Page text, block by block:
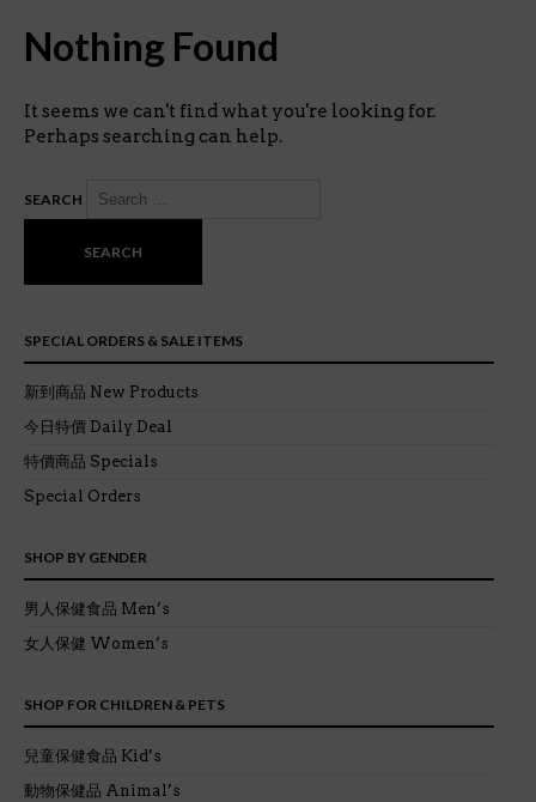
Nothing Found
It seems we can't find what you're looking for.
Perhaps searching can help.
SEARCH
SPECIAL ORDERS & SALE ITEMS
新到商品 New Products
今日特價 Daily Deal
特價商品 Specials
Special Orders
SHOP BY GENDER
男人保健食品 Men’s
女人保健 Women’s
SHOP FOR CHILDREN & PETS
兒童保健食品 Kid’s
動物保健品 Animal’s